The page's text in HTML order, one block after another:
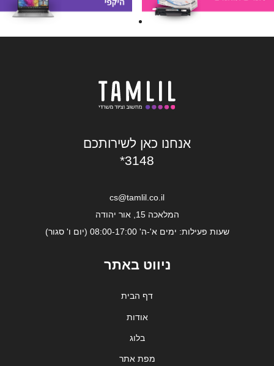
אנחנו כאן לשירותכם
*3148
cs@tamlil.co.il
המלאכה 15, אור יהודה
שעות פעילות: ימים א'-ה' 08:00-17:00 (יום ו' סגור)
ניווט באתר
דף הבית
אודות
בלוג
מפת אתר